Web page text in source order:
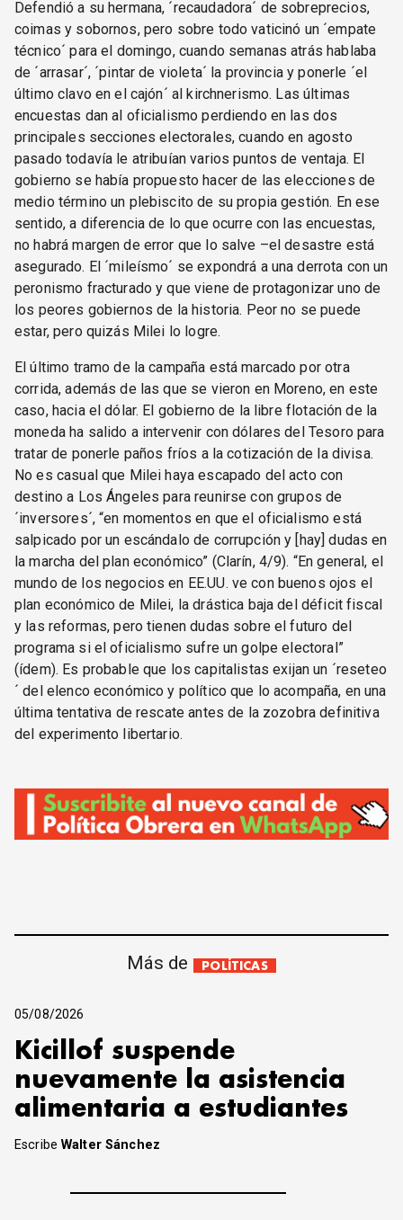
Defendió a su hermana, ´recaudadora´ de sobreprecios,
coimas y sobornos, pero sobre todo vaticinó un ´empate
técnico´ para el domingo, cuando semanas atrás hablaba
de ´arrasar´, ´pintar de violeta´ la provincia y ponerle ´el
último clavo en el cajón´ al kirchnerismo. Las últimas
encuestas dan al oficialismo perdiendo en las dos
principales secciones electorales, cuando en agosto
pasado todavía le atribuían varios puntos de ventaja. El
gobierno se había propuesto hacer de las elecciones de
medio término un plebiscito de su propia gestión. En ese
sentido, a diferencia de lo que ocurre con las encuestas,
no habrá margen de error que lo salve –el desastre está
asegurado. El ´mileísmo´ se expondrá a una derrota con un
peronismo fracturado y que viene de protagonizar uno de
los peores gobiernos de la historia. Peor no se puede
estar, pero quizás Milei lo logre.
El último tramo de la campaña está marcado por otra
corrida, además de las que se vieron en Moreno, en este
caso, hacia el dólar. El gobierno de la libre flotación de la
moneda ha salido a intervenir con dólares del Tesoro para
tratar de ponerle paños fríos a la cotización de la divisa.
No es casual que Milei haya escapado del acto con
destino a Los Ángeles para reunirse con grupos de
´inversores´, “en momentos en que el oficialismo está
salpicado por un escándalo de corrupción y [hay] dudas en
la marcha del plan económico” (Clarín, 4/9). “En general, el
mundo de los negocios en EE.UU. ve con buenos ojos el
plan económico de Milei, la drástica baja del déficit fiscal
y las reformas, pero tienen dudas sobre el futuro del
programa si el oficialismo sufre un golpe electoral”
(ídem). Es probable que los capitalistas exijan un ´reseteo
´ del elenco económico y político que lo acompaña, en una
última tentativa de rescate antes de la zozobra definitiva
del experimento libertario.
Más de POLÍTICAS
05/08/2026
Kicillof suspende
nuevamente la asistencia
alimentaria a estudiantes
EscribeWalter Sánchez